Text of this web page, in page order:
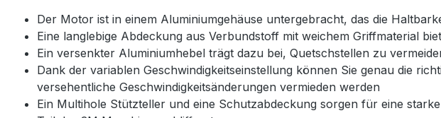
Der Motor ist in einem Aluminiumgehäuse untergebracht, das die
Eine langlebige Abdeckung aus Verbundstoff mit weichem Griffmaterial
Ein versenkter Aluminiumhebel trägt dazu bei, Quetschstellen zu
Dank der variablen Geschwindigkeitseinstellung können Sie genau die
versehentliche Geschwindigkeitsänderungen vermieden werden
Ein Multihole Stützteller und eine Schutzabdeckung sorgen für eine